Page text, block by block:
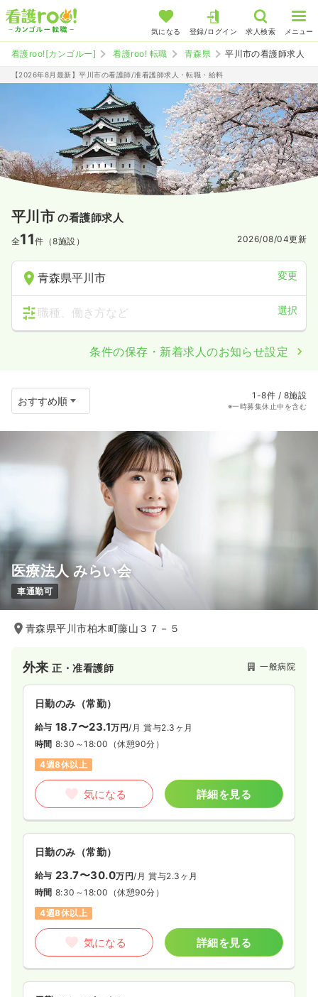
気になる 登録/ログイン 求人検索 メニュー
看護roo![カンゴルー] 看護roo! 転職 青森県 平川市の看護師求人
【2026年8月最新】平川市の看護師/准看護師求人・転職・給料
平川市 の看護師求人
全11件（8施設） 2026/08/04更新
青森県平川市 変更
職種、働き方など 選択
条件の保存・新着求人のお知らせ設定
1-8件 / 8施設
※一時募集休止中を含む
医療法人 みらい会
車通勤可
青森県平川市柏木町藤山３７－５
外来正・准看護師 一般病院
日勤のみ（常勤）
給与 18.7〜23.1万円/月 賞与2.3ヶ月
時間 8:30～18:00 （休憩90分）
4週8休以上
気になる 詳細を見る
日勤のみ（常勤）
給与 23.7〜30.0万円/月 賞与2.3ヶ月
時間 8:30～18:00 （休憩90分）
4週8休以上
気になる 詳細を見る